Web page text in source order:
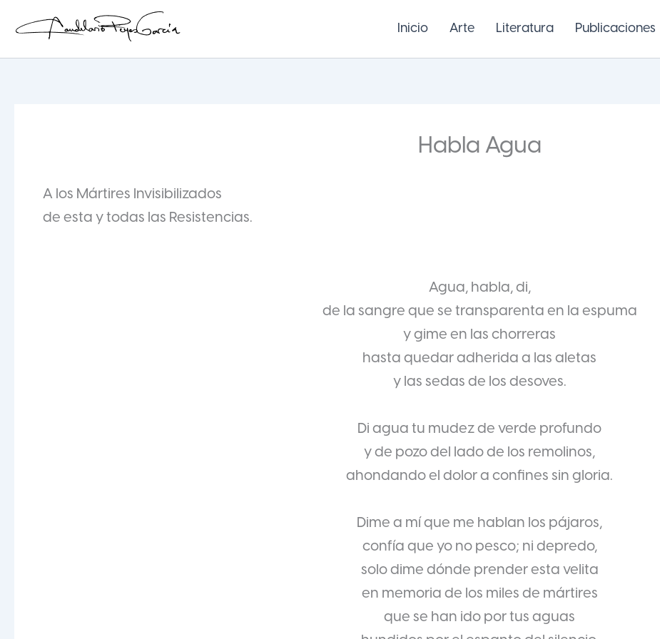
Inicio Arte Literatura Publicaciones
Habla Agua
A los Mártires Invisibilizados
de esta y todas las Resistencias.
Agua, habla, di,
de la sangre que se transparenta en la espuma
y gime en las chorreras
hasta quedar adherida a las aletas
y las sedas de los desoves.
Di agua tu mudez de verde profundo
y de pozo del lado de los remolinos,
ahondando el dolor a confines sin gloria.
Dime a mí que me hablan los pájaros,
confía que yo no pesco; ni depredo,
solo dime dónde prender esta velita
en memoria de los miles de mártires
que se han ido por tus aguas